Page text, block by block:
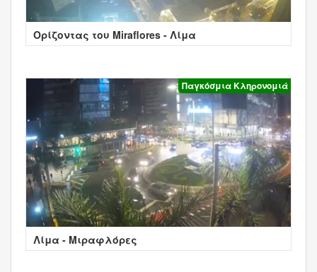
Ορίζοντας του Miraflores - Λίμα
Παγκόσμια Κληρονομιά
Λίμα - Μιραφλόρες